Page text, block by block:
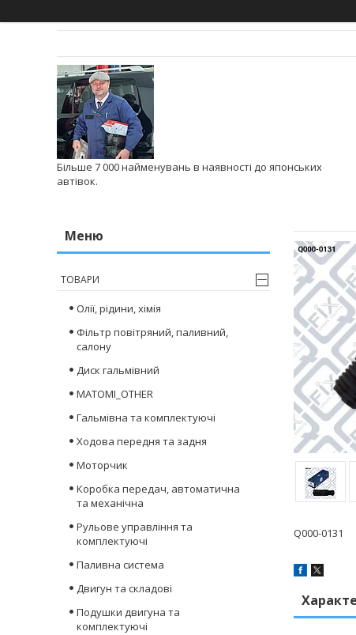
Більше 7 000 найменувань в наявності до японських
автівок.
Q000-0131
ТОВАРИ
Олії, рідини, хімія
Фільтр повітряний, паливний,
салону
Диск гальмівний
MATOMI_OTHER
Гальмівна та комплектуючі
Ходова передня та задня
Моторчик
Коробка передач, автоматична
та механічна
Рульове управління та
комплектуючі
Паливна система
Двигун та складові
Подушки двигуна та
комплектуючі